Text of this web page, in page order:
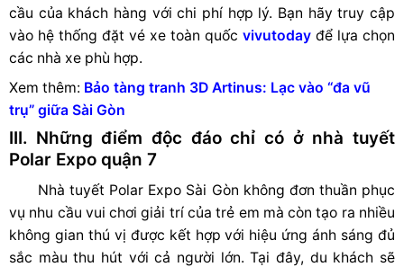
cầu của khách hàng với chi phí hợp lý. Bạn hãy truy cập
vào hệ thống đặt vé xe toàn quốc vivutoday để lựa chọn
các nhà xe phù hợp.
Xem thêm: Bảo tàng tranh 3D Artinus: Lạc vào “đa vũ
trụ” giữa Sài Gòn
III. Những điểm độc đáo chỉ có ở nhà tuyết
Polar Expo quận 7
Nhà tuyết Polar Expo Sài Gòn không đơn thuần phục
vụ nhu cầu vui chơi giải trí của trẻ em mà còn tạo ra nhiều
không gian thú vị được kết hợp với hiệu ứng ánh sáng đủ
sắc màu thu hút với cả người lớn. Tại đây, du khách sẽ